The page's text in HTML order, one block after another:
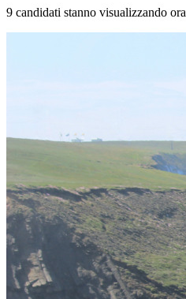
9 candidati stanno visualizzando ora